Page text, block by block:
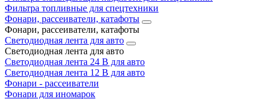
Фильтра топливные для спецтехники
Фонари, рассеиватели, катафоты
Фонари, рассеиватели, катафоты
Светодиодная лента для авто
Светодиодная лента для авто
Светодиодная лента 24 В для авто
Светодиодная лента 12 В для авто
Фонари - рассеиватели
Фонари для иномарок